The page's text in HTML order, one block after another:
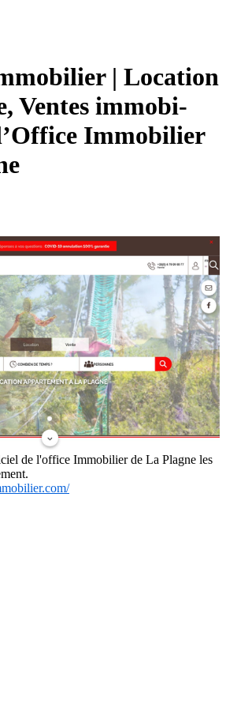
| Location
Ventes im­mobi­
Immobilier
de l'office Immobilier de La Plagne les